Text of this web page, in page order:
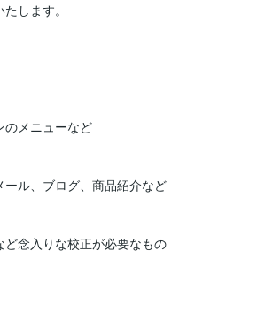
します。
メニューなど
ル、ブログ、商品紹介など
念入りな校正が必要なもの